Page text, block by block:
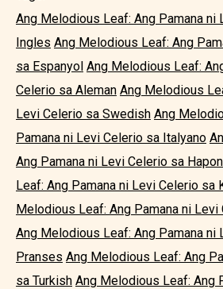
Ang Melodious Leaf: Ang Pamana ni
Ingles Ang Melodious Leaf: Ang
sa Espanyol Ang Melodious Leaf:
Celerio sa Aleman Ang Melodious
Levi Celerio sa Swedish Ang
Pamana ni Levi Celerio sa Italyano
Ang Pamana ni Levi Celerio sa Hapon
Leaf: Ang Pamana ni Levi Celerio sa
Melodious Leaf: Ang Pamana ni
Ang Melodious Leaf: Ang Pamana ni
Pranses Ang Melodious Leaf: Ang
sa Turkish Ang Melodious Leaf: Ang